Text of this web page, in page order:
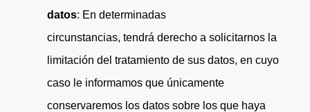
datos: En determinadas
circunstancias, tendrá derecho a solicitarnos la
limitación del tratamiento de sus datos, en cuyo
caso le informamos que únicamente
conservaremos los datos sobre los que haya